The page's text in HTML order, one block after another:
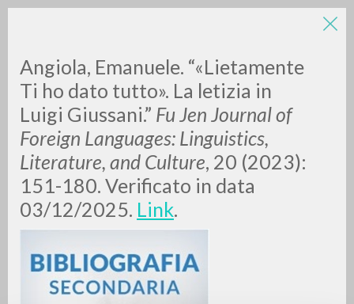
Angiola, Emanuele. “«Lietamente
Ti ho dato tutto». La letizia in
Luigi Giussani.” Fu Jen Journal of
Foreign Languages: Linguistics,
Literature, and Culture, 20 (2023):
151-180. Verificato in data
03/12/2025. Link.
LUIGI
GIUSSANI
scritti